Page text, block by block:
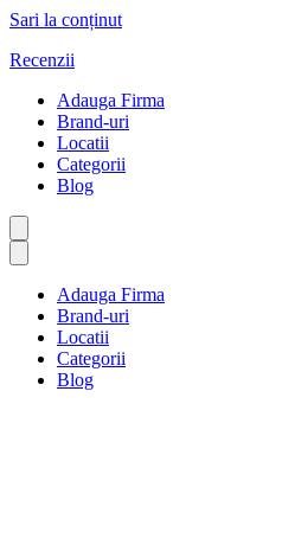
Sari la conținut
Recenzii
Adauga Firma
Brand-uri
Locatii
Categorii
Blog
Adauga Firma
Brand-uri
Locatii
Categorii
Blog